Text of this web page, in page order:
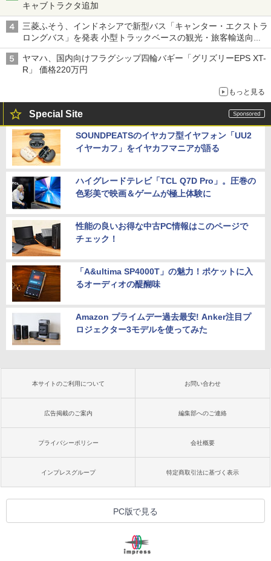
キャブトラクタ追加
三菱ふそう、インドネシアで新型バス「キャンター・エクストラ
ロングバス」を発表 小型トラックベースの観光・旅客輸送向け
バス
ヤマハ、国内向けフラグシップ四輪バギー「グリズリーEPS XT-
R」 価格220万円
もっと見る
Special Site
SOUNDPEATSのイヤカフ型イヤフォン「UU2
イヤーカフ」をイヤカフマニアが語る
ハイグレードテレビ「TCL Q7D Pro」。圧巻の
色彩美で映画＆ゲームが極上体験に
性能の良いお得な中古PC情報はこのページで
チェック！
「A&ultima SP4000T」の魅力！ポケットに入
るオーディオの醍醐味
Amazon プライムデー過去最安! Anker注目プ
ロジェクター3モデルを使ってみた
本サイトのご利用について お問い合わせ
広告掲載のご案内 編集部へのご連絡
プライバシーポリシー 会社概要
インプレスグループ 特定商取引法に基づく表示
PC版で見る